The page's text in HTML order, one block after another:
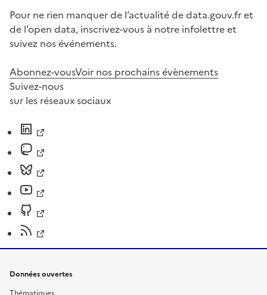
Pour ne rien manquer de l’actualité de data.gouv.fr et
de l’open data, inscrivez-vous à notre infolettre et
suivez nos événements.
Abonnez-vousVoir nos prochains évènements
Suivez-nous
sur les réseaux sociaux
Données ouvertes